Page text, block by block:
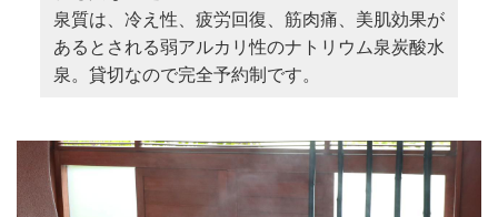
泉質は、冷え性、疲労回復、筋肉痛、美肌効果が
あるとされる弱アルカリ性のナトリウム泉炭酸水
泉。貸切なので完全予約制です。